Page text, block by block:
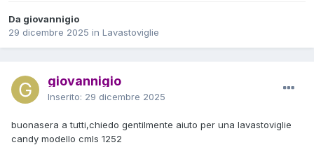
Da giovannigio
29 dicembre 2025 in Lavastoviglie
giovannigio
Inserito: 29 dicembre 2025
buonasera a tutti,chiedo gentilmente aiuto per una lavastoviglie
candy modello cmls 1252